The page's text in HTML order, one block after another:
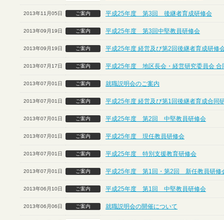
2013年11月05日 ご案内 平成25年度 第3回 後継者育成研修会
2013年09月19日 ご案内 平成25年度 第3回中堅教員研修会
2013年09月19日 ご案内 平成25年度 経営及び第2回後継者育成研修
2013年07月17日 ご案内 平成25年度 地区長会・経営研究委員会 合
2013年07月01日 ご案内 就職説明会のご案内
2013年07月01日 ご案内 平成25年度 経営及び第1回後継者育成合同
2013年07月01日 ご案内 平成25年度 第2回 中堅教員研修会
2013年07月01日 ご案内 平成25年度 現任教員研修会
2013年07月01日 ご案内 平成25年度 特別支援教育研修会
2013年07月01日 ご案内 平成25年度 第1回・第2回 新任教員研修
2013年06月10日 ご案内 平成25年度 第1回 中堅教員研修会
2013年06月06日 ご案内 就職説明会の開催について